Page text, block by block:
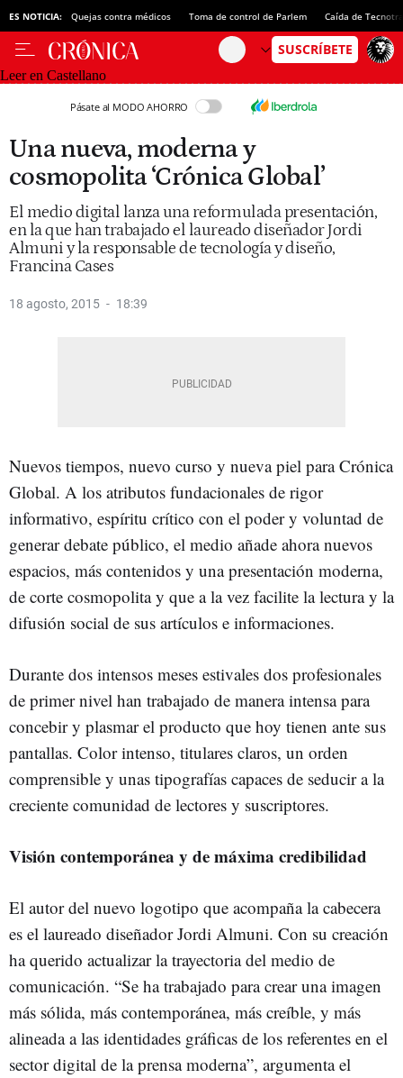
ES NOTICIA: Quejas contra médicos Toma de control de Parlem Caída de
Leer en Castellano
Pásate al MODO AHORRO
Una nueva, moderna y
cosmopolita ‘Crónica Global’
El medio digital lanza una reformulada presentación,
en la que han trabajado el laureado diseñador Jordi
Almuni y la responsable de tecnología y diseño,
Francina Cases
18 agosto, 2015 18:39
Nuevos tiempos, nuevo curso y nueva piel para Crónica
Global. A los atributos fundacionales de rigor
informativo, espíritu crítico con el poder y voluntad de
generar debate público, el medio añade ahora nuevos
espacios, más contenidos y una presentación moderna,
de corte cosmopolita y que a la vez facilite la lectura y la
difusión social de sus artículos e informaciones.
Durante dos intensos meses estivales dos profesionales
de primer nivel han trabajado de manera intensa para
concebir y plasmar el producto que hoy tienen ante sus
pantallas. Color intenso, titulares claros, un orden
comprensible y unas tipografías capaces de seducir a la
creciente comunidad de lectores y suscriptores.
Visión contemporánea y de máxima credibilidad
El autor del nuevo logotipo que acompaña la cabecera
es el laureado diseñador Jordi Almuni. Con su creación
ha querido actualizar la trayectoria del medio de
comunicación. “Se ha trabajado para crear una imagen
más sólida, más contemporánea, más creíble, y más
alineada a las identidades gráficas de los referentes en el
sector digital de la prensa moderna”, argumenta el